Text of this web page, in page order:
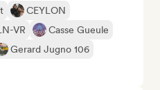
CEYLON
VR
Casse Gueule
Gerard Jugno 106